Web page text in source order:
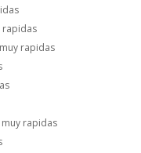
rapidas
rapidas
muy rapidas